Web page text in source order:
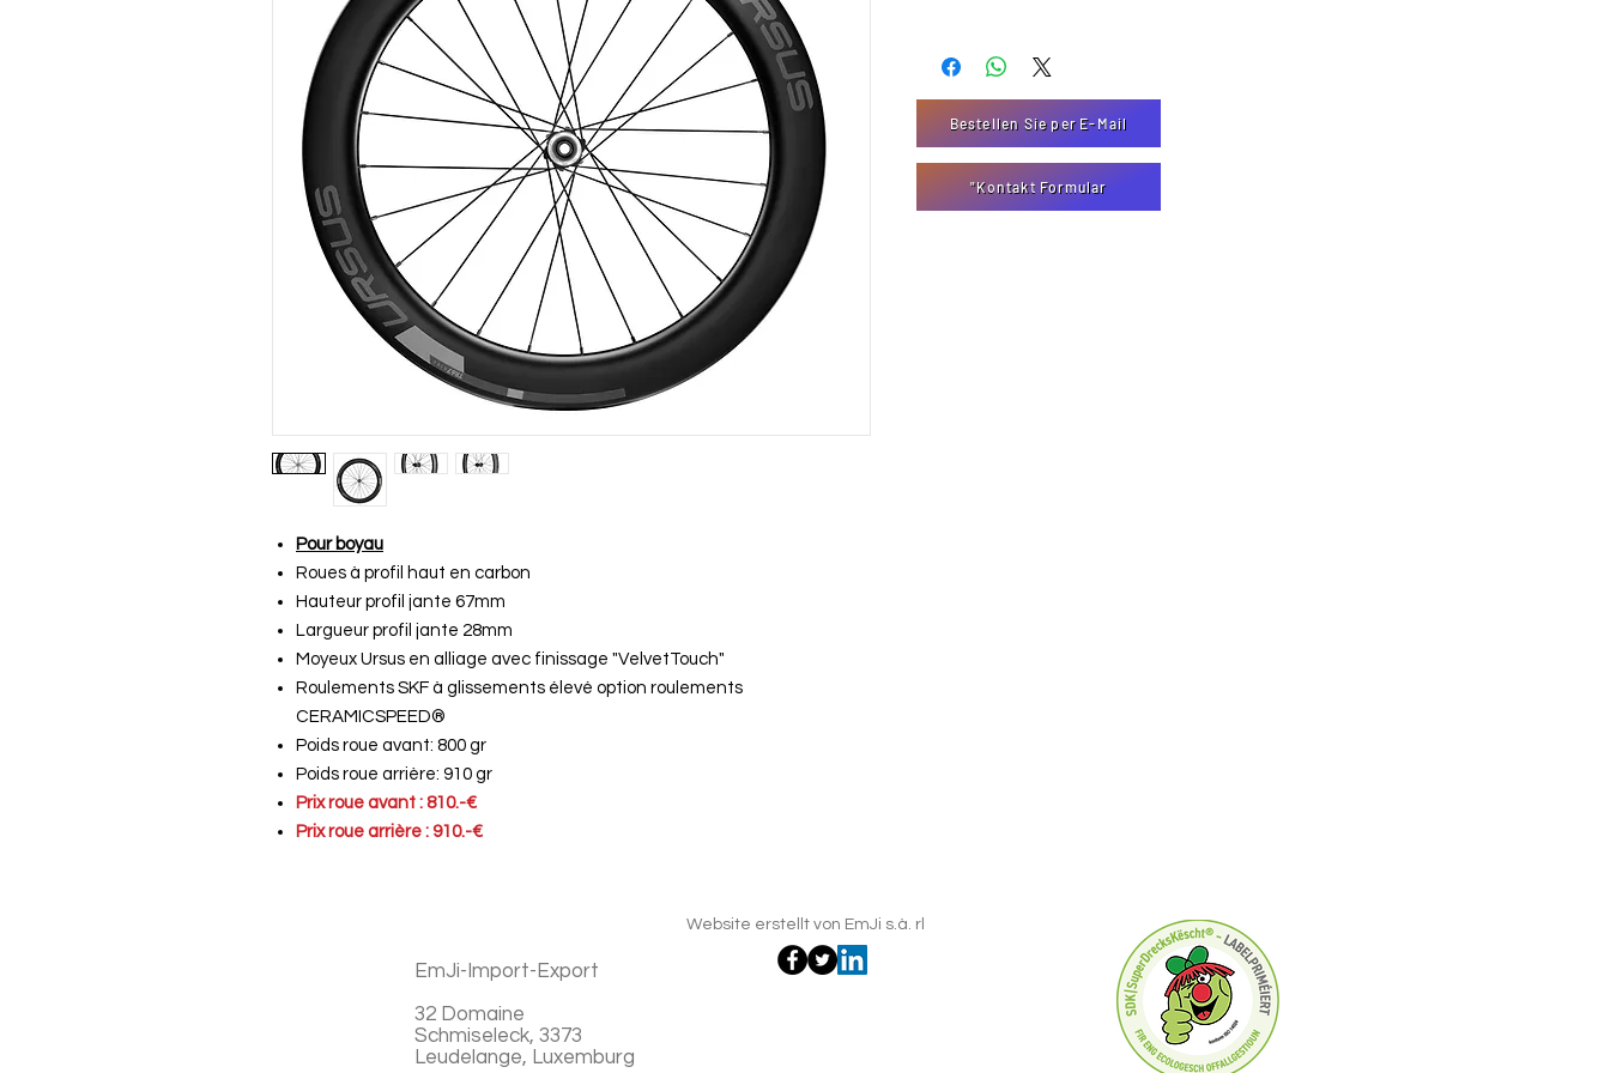
Pour boyau
Roues à profil haut en carbon
Hauteur profil jante 67mm
Largueur profil jante 28mm
Moyeux Ursus en alliage avec finissage "VelvetTouch"
Roulements SKF à glissements élevé option roulements
CERAMICSPEED®
Poids roue avant: 800 gr
Poids roue arrière: 910 gr
Prix roue avant : 810.-€
Prix roue arrière : 910.-€
Bestellen Sie per E-Mail
"Kontakt Formular
EmJi-Import-Export
32 Domaine
Schmiseleck, 3373
Leudelange, Luxemburg
Website erstellt von EmJi s.à. rl